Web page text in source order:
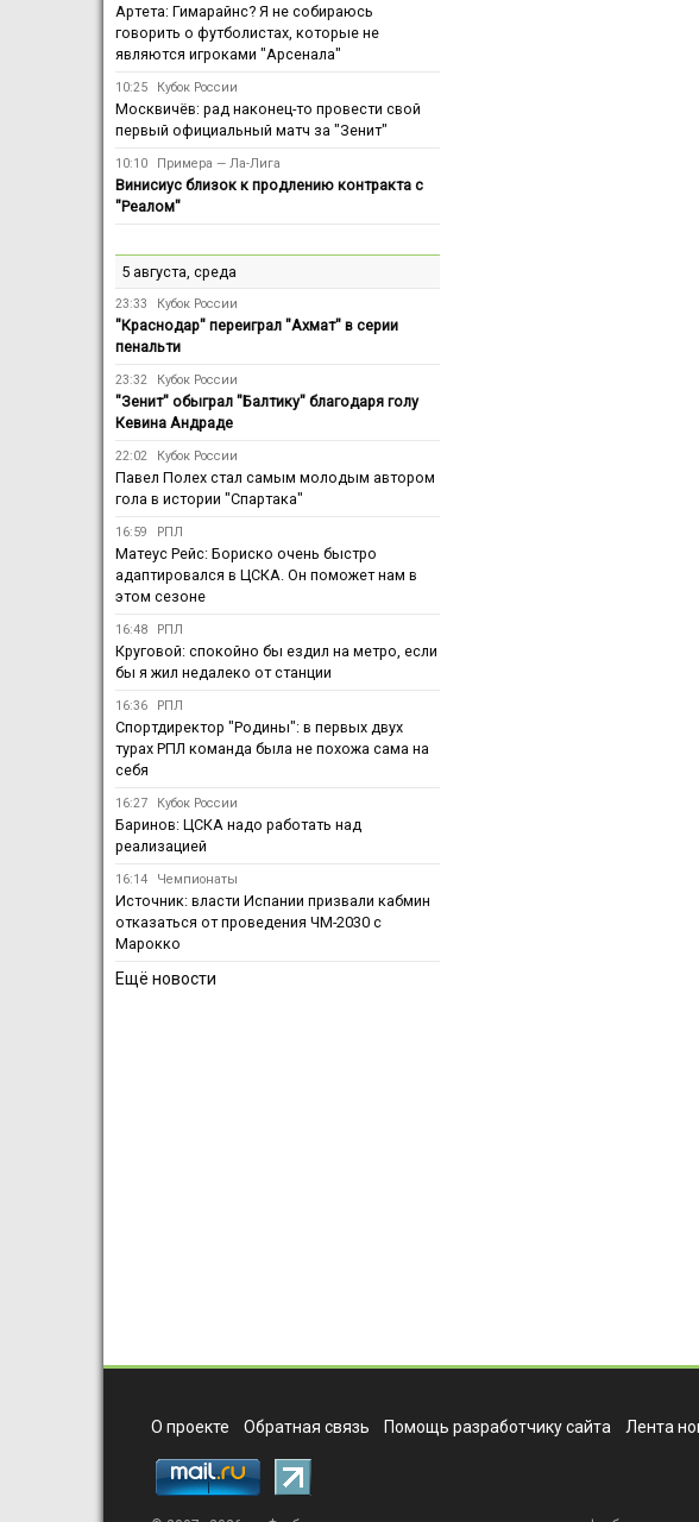
Артета: Гимарайнс? Я не собираюсь
говорить о футболистах, которые не
являются игроками "Арсенала"
10:25 Кубок России
Москвичёв: рад наконец-то провести свой
первый официальный матч за "Зенит"
10:10 Примера — Ла-Лига
Винисиус близок к продлению контракта с
"Реалом"
5 августа, среда
23:33 Кубок России
"Краснодар" переиграл "Ахмат" в серии
пенальти
23:32 Кубок России
"Зенит" обыграл "Балтику" благодаря голу
Кевина Андраде
22:02 Кубок России
Павел Полех стал самым молодым автором
гола в истории "Спартака"
16:59 РПЛ
Матеус Рейс: Бориско очень быстро
адаптировался в ЦСКА. Он поможет нам в
этом сезоне
16:48 РПЛ
Круговой: спокойно бы ездил на метро, если
бы я жил недалеко от станции
16:36 РПЛ
Спортдиректор "Родины": в первых двух
турах РПЛ команда была не похожа сама на
себя
16:27 Кубок России
Баринов: ЦСКА надо работать над
реализацией
16:14 Чемпионаты
Источник: власти Испании призвали кабмин
отказаться от проведения ЧМ-2030 с
Марокко
Ещё новости
О проекте Обратная связь Помощь разработчику сайта Лента